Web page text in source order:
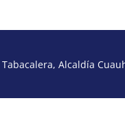
Alcaldía